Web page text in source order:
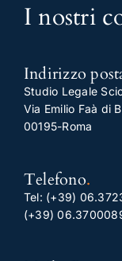
I nostri
Indirizzo
Studio Legale
Via Emilio Faà di
00195-Roma
Telefono.
Tel: (+39)
(+39)